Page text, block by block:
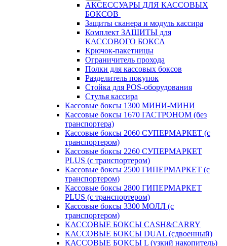
АКСЕССУАРЫ ДЛЯ КАССОВЫХ
БОКСОВ
Защиты сканера и модуль кассира
Комплект ЗАЩИТЫ для
КАССОВОГО БОКСА
Крючок-пакетницы
Ограничитель прохода
Полки для кассовых боксов
Разделитель покупок
Стойка для POS-оборудования
Стулья кассира
Кассовые боксы 1300 МИНИ-МИНИ
Кассовые боксы 1670 ГАСТРОНОМ (без
транспортера)
Кассовые боксы 2060 СУПЕРМАРКЕТ (с
транспортером)
Кассовые боксы 2260 СУПЕРМАРКЕТ
PLUS (с транспортером)
Кассовые боксы 2500 ГИПЕРМАРКЕТ (с
транспортером)
Кассовые боксы 2800 ГИПЕРМАРКЕТ
PLUS (с транспортером)
Кассовые боксы 3300 МОЛЛ (с
транспортером)
КАССОВЫЕ БОКСЫ CASH&CARRY
КАССОВЫЕ БОКСЫ DUAL (сдвоенный)
КАССОВЫЕ БОКСЫ L (узкий накопитель)